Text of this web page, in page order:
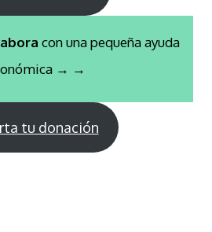
con una pequeña ayuda
→ →
tu donación